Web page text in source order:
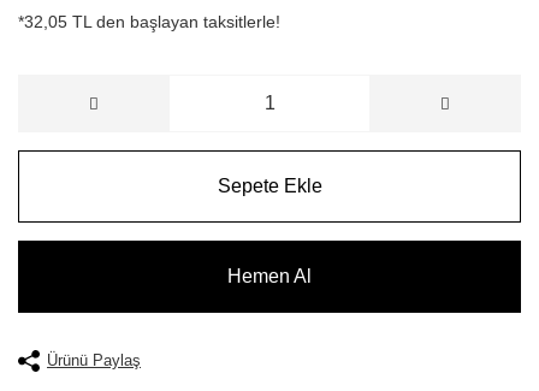
*32,05 TL den başlayan taksitlerle!
Sepete Ekle
Hemen Al
Ürünü Paylaş